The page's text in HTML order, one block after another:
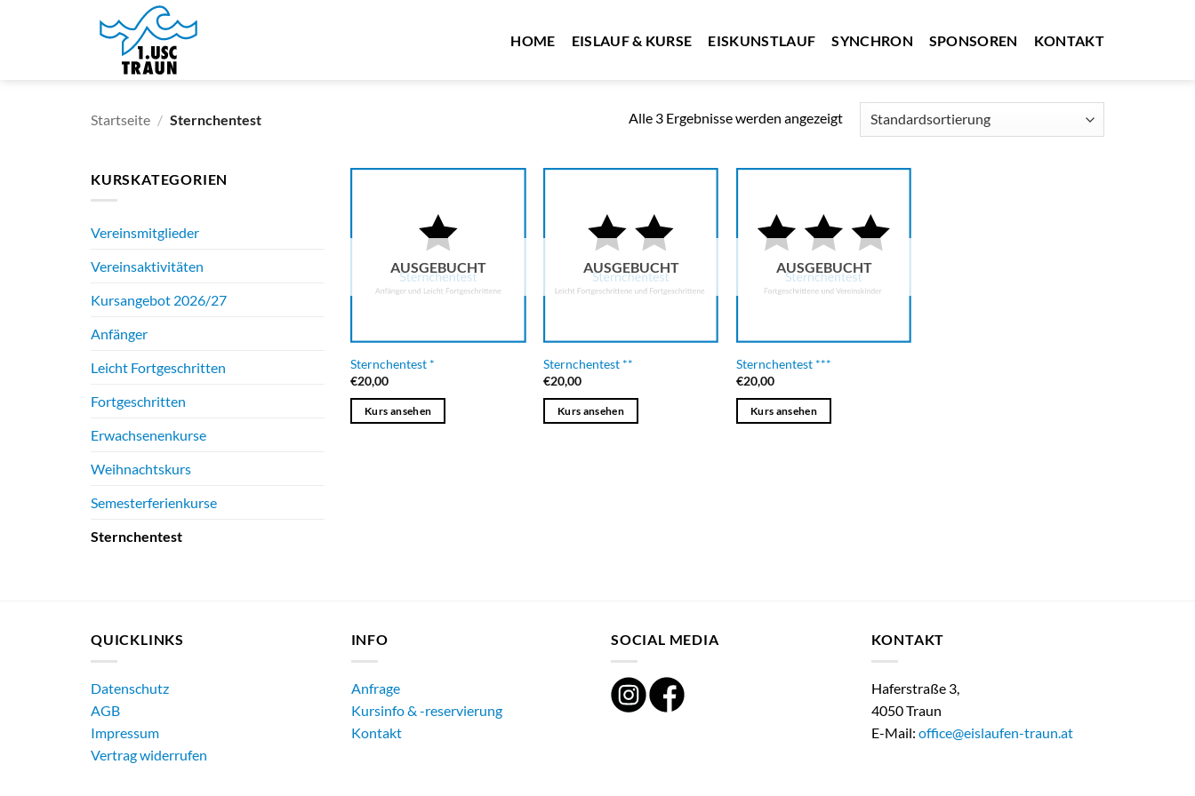
HOME EISLAUF & KURSE EISKUNSTLAUF SYNCHRON SPONSOREN KONTAKT
Startseite / Sternchentest Alle 3 Ergebnisse werden angezeigt
KURSKATEGORIEN
Vereinsmitglieder
Vereinsaktivitäten
Kursangebot 2026/27
Anfänger
Leicht Fortgeschritten
Fortgeschritten
Erwachsenenkurse
Weihnachtskurs
Semesterferienkurse
Sternchentest
AUSGEBUCHT
Sternchentest *
€20,00
Kurs ansehen
AUSGEBUCHT
Sternchentest **
€20,00
Kurs ansehen
AUSGEBUCHT
Sternchentest ***
€20,00
Kurs ansehen
QUICKLINKS
Datenschutz
AGB
Impressum
Vertrag widerrufen
INFO
Anfrage
Kursinfo & -reservierung
Kontakt
SOCIAL MEDIA KONTAKT
Haferstraße 3,
4050 Traun
E-Mail: office@eislaufen-traun.at